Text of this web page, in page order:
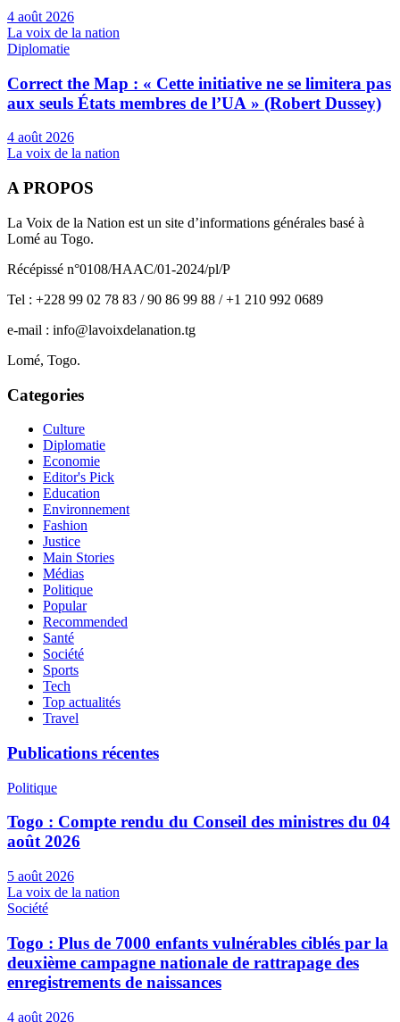
4 août 2026
La voix de la nation
Diplomatie
Correct the Map : « Cette initiative ne se limitera pas
aux seuls États membres de l’UA » (Robert Dussey)
4 août 2026
La voix de la nation
A PROPOS
La Voix de la Nation est un site d’informations générales basé à
Lomé au Togo.
Récépissé n°0108/HAAC/01-2024/pl/P
Tel : +228 99 02 78 83 / 90 86 99 88 / +1 210 992 0689
e-mail : info@lavoixdelanation.tg
Lomé, Togo.
Categories
Culture
Diplomatie
Economie
Editor's Pick
Education
Environnement
Fashion
Justice
Main Stories
Médias
Politique
Popular
Recommended
Santé
Société
Sports
Tech
Top actualités
Travel
Publications récentes
Politique
Togo : Compte rendu du Conseil des ministres du 04
août 2026
5 août 2026
La voix de la nation
Société
Togo : Plus de 7000 enfants vulnérables ciblés par la
deuxième campagne nationale de rattrapage des
enregistrements de naissances
4 août 2026